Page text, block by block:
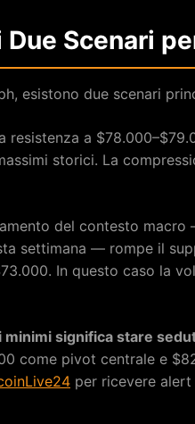
Scenari
esistono due scenari
resistenza a
storici. La
del contesto
settimana — rompe il
In questo caso la
significa stare
come pivot centrale e
per ricevere